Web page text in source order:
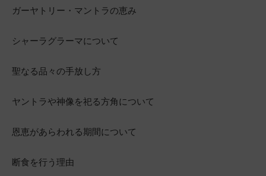
ガーヤトリー・マントラの恵み
シャーラグラーマについて
聖なる品々の手放し方
ヤントラや神像を祀る方角について
恩恵があらわれる期間について
断食を行う理由